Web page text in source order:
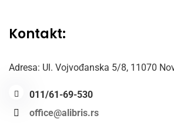
Kontakt:
Adresa: Ul. Vojvođanska 5/8, 11070
011/61-69-530
office@alibris.rs